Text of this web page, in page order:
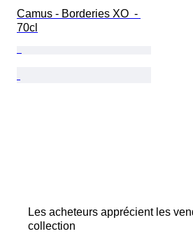
Camus - Borderies XO  -
70cl
Les acheteurs apprécient les
collection